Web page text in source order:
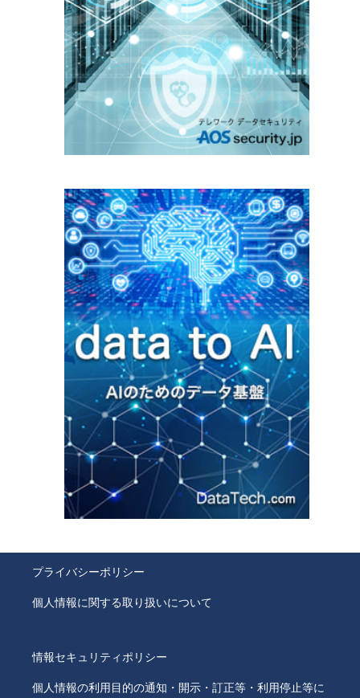
プライバシーポリシー
個人情報に関する取り扱いについて
情報セキュリティポリシー
個人情報の利用目的の通知・開示・訂正等・利用停止等に